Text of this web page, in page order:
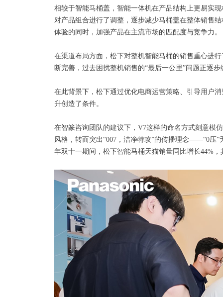
相较于智能马桶盖，智能一体机在产品结构上更易实
对产品组合进行了调整，逐步减少马桶盖在整体销售
体验的同时，加强产品在主流市场的匹配度与竞争力。
在渠道布局方面，松下对整机智能马桶的销售重心进
断完善，过去困扰整机销售的“最后一公里”问题正逐
在此背景下，松下通过优化电商运营策略、引导用户
升创造了条件。
在智篆咨询团队的建议下，V7这样的命名方式刻意模
风格，转而突出“007，洁净特攻”的传播理念——“0压”
年双十一期间，松下智能马桶天猫销量同比增长44%